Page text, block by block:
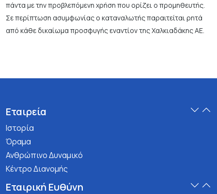
πάντα με την προβλεπόμενη χρήση που ορίζει ο προμηθευτής.
Σε περίπτωση ασυμφωνίας ο καταναλωτής παραιτείται ρητά
από κάθε δικαίωμα προσφυγής εναντίον της Χαλκιαδάκης ΑΕ.
Εταιρεία
Ιστορία
Όραμα
Ανθρώπινο Δυναμικό
Κέντρο Διανομής
Εταιρική Ευθύνη